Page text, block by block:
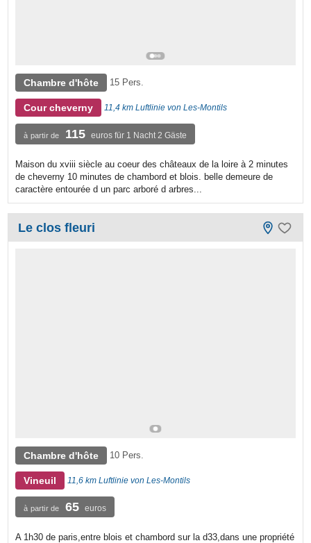
Chambre d'hôte 15 Pers.
Cour cheverny 11,4 km Luftlinie von Les-Montils
à partir de 115 euros für 1 Nacht 2 Gäste
Maison du xviii siècle au coeur des châteaux de la loire à 2 minutes
de cheverny 10 minutes de chambord et blois. belle demeure de
caractère entourée d un parc arboré d arbres...
Le clos fleuri
Chambre d'hôte 10 Pers.
Vineuil 11,6 km Luftlinie von Les-Montils
à partir de 65 euros
A 1h30 de paris,entre blois et chambord sur la d33,dans une propriété